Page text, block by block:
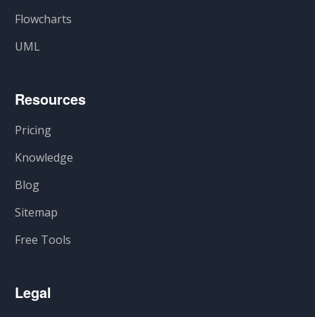
Flowcharts
UML
Resources
Pricing
Knowledge
Blog
Sitemap
Free Tools
Legal